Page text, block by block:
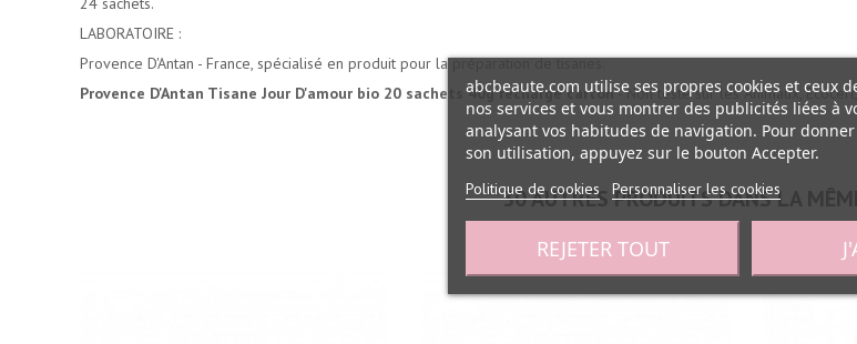
LABORATOIRE :
Provence D'Antan - France, spécialisé en produit pour la préparation de tisanes.
Provence D'Antan Tisane Jour D'amour bio 20 sachets 40g recharge carton- Non testé sur les Animaux,
30 AUTRES PRODUITS DANS LA MÊME
abcbeaute.com utilise ses propres cookies et ceux
nos services et vous montrer des publicités liées à
analysant vos habitudes de navigation. Pour
son utilisation, appuyez sur le bouton Accepter.
Politique de cookies Personnaliser les cookies
REJETER TOUT